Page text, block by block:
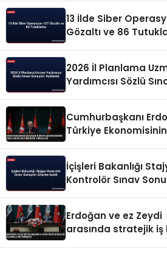
13 İlde Siber
Gözaltı ve 86
2026 İl Planlama
Yardımcısı Sözlü
Cumhurbaşkanı
Türkiye
İçişleri Bakanlığı
Kontrolör Sınav
Erdoğan ve ez Zeydi
arasında stratejik iş